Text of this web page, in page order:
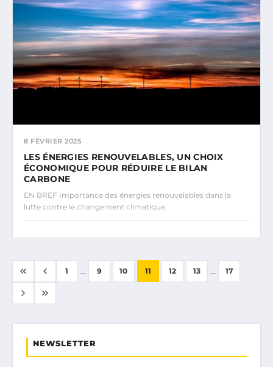
8 FÉVRIER 2025
LES ÉNERGIES RENOUVELABLES, UN CHOIX
ÉCONOMIQUE POUR RÉDUIRE LE BILAN
CARBONE
EN BREF Importance des énergies renouvelables dans la
lutte contre le changement climatique.
1 ... 9 10 11 12 13 ... 17
NEWSLETTER